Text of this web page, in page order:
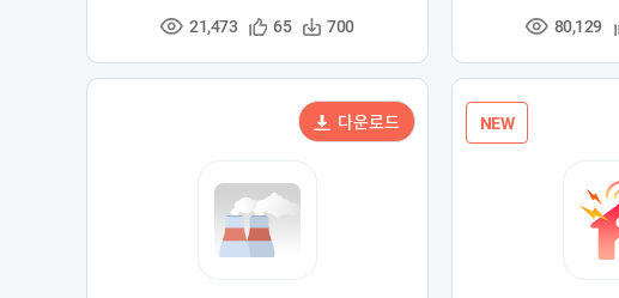
조
수
21,473
관
등
록
65
다
수
700
조
수
80,129
다운로드 NEW